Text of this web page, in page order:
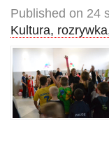
Published on 24
Kultura,